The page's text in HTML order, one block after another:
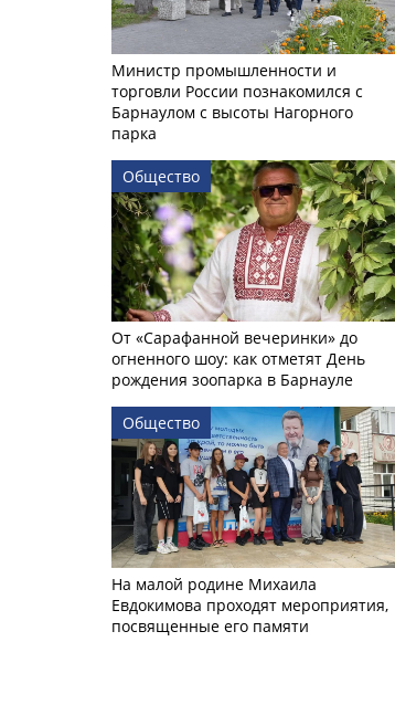
Министр промышленности и
торговли России познакомился с
Барнаулом с высоты Нагорного
парка
Общество
От «Сарафанной вечеринки» до
огненного шоу: как отметят День
рождения зоопарка в Барнауле
Общество
На малой родине Михаила
Евдокимова проходят мероприятия,
посвященные его памяти